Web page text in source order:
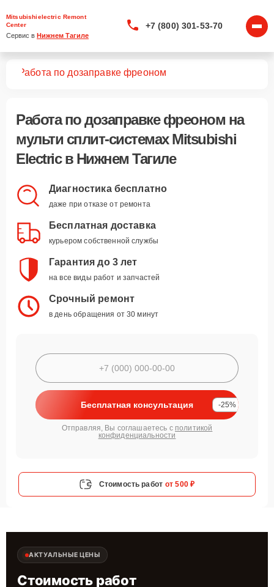
Mitsubishielectric Remont
Center
Сервис в Нижнем Тагиле
+7 (800) 301-53-70
Работа по дозаправке фреоном
Работа по дозаправке фреоном на
мульти сплит-системах Mitsubishi
Electric в Нижнем Тагиле
Диагностика бесплатно
даже при отказе от ремонта
Бесплатная доставка
курьером собственной службы
Гарантия до 3 лет
на все виды работ и запчастей
Срочный ремонт
в день обращения от 30 минут
Бесплатная консультация -25%
Отправляя, Вы соглашаетесь с политикой
конфиденциальности
Стоимость работ от 500 ₽
АКТУАЛЬНЫЕ ЦЕНЫ
Стоимость работ